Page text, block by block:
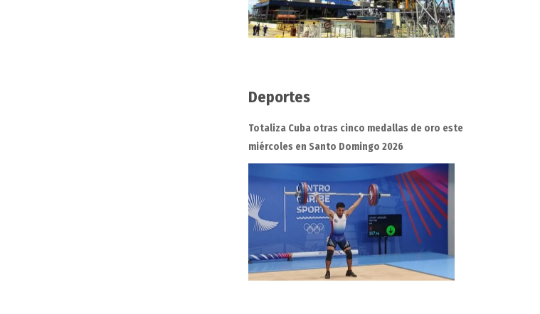
Deportes
Totaliza Cuba otras cinco medallas de oro este
miércoles en Santo Domingo 2026